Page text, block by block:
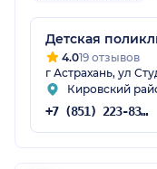
Детская
4.019 отзывов
г Астрахань, ул
Кировский
+7 (851) 223-83-38